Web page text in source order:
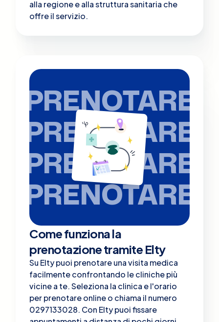
alla regione e alla struttura sanitaria che
offre il servizio.
PRENOTARE
PRENOTARE
PRENOTARE
PRENOTARE
Come funziona la
prenotazione tramite Elty
Su Elty puoi prenotare una visita medica
facilmente confrontando le cliniche più
vicine a te. Seleziona la clinica e l'orario
per prenotare online o chiama il numero
0297133028. Con Elty puoi fissare